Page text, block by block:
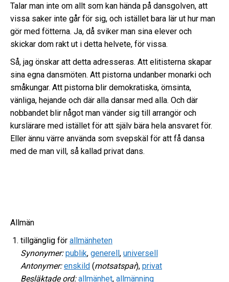
Talar man inte om allt som kan hända på dansgolven, att
vissa saker inte går för sig, och istället bara lär ut hur man
gör med fötterna. Ja, då sviker man sina elever och
skickar dom rakt ut i detta helvete, för vissa.
Så, jag önskar att detta adresseras. Att elitisterna skapar
sina egna dansmöten. Att pistorna undanber monarki och
småkungar. Att pistorna blir demokratiska, ömsinta,
vänliga, hejande och där alla dansar med alla. Och där
nobbandet blir något man vänder sig till arrangör och
kurslärare med istället för att själv bära hela ansvaret för.
Eller ännu värre använda som svepskäl för att få dansa
med de man vill, så kallad privat dans.
Allmän
tillgänglig för allmänheten
Synonymer: publik, generell, universell
Antonymer: enskild (motsatspar), privat
Besläktade ord: allmänhet, allmänning